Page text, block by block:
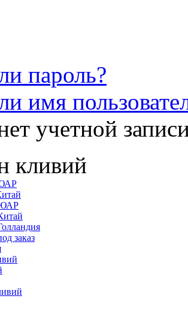
пароль?
имя
учетной
кливий
ЮАР
заказ